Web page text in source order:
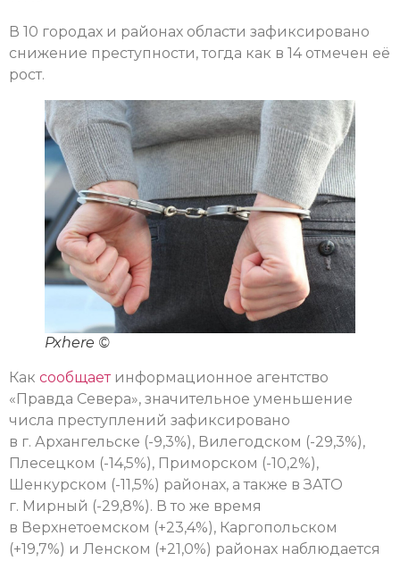
В 10 городах и районах области зафиксировано
снижение преступности, тогда как в 14 отмечен её
рост.
Pxhere ©
Как сообщаетинформационное агентство
«Правда Севера», значительное уменьшение
числа преступлений зафиксировано
в г. Архангельске (-9,3%), Вилегодском (-29,3%),
Плесецком (-14,5%), Приморском (-10,2%),
Шенкурском (-11,5%) районах, а также в ЗАТО
г. Мирный (-29,8%). В то же время
в Верхнетоемском (+23,4%), Каргопольском
(+19,7%) и Ленском (+21,0%) районах наблюдается